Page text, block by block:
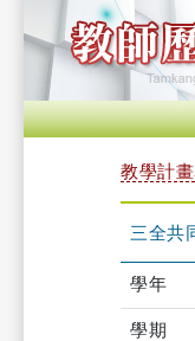
教學計
三全共
學年
學期